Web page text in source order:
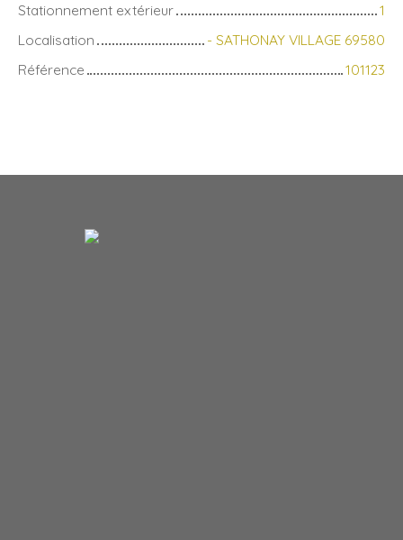
Stationnement extérieur
1
Localisation
- SATHONAY VILLAGE 69580
Référence
101123